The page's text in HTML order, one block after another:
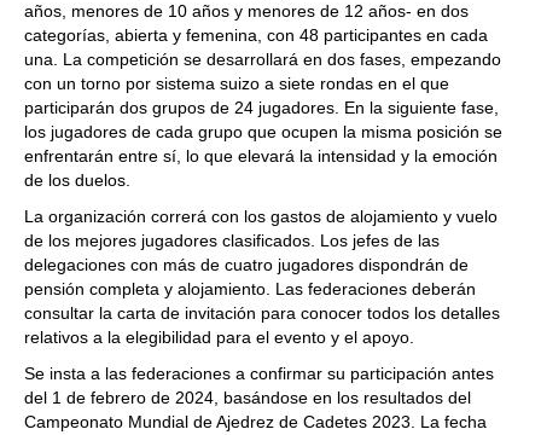
años, menores de 10 años y menores de 12 años- en dos
categorías, abierta y femenina, con 48 participantes en cada
una. La competición se desarrollará en dos fases, empezando
con un torno por sistema suizo a siete rondas en el que
participarán dos grupos de 24 jugadores. En la siguiente fase,
los jugadores de cada grupo que ocupen la misma posición se
enfrentarán entre sí, lo que elevará la intensidad y la emoción
de los duelos.
La organización correrá con los gastos de alojamiento y vuelo
de los mejores jugadores clasificados. Los jefes de las
delegaciones con más de cuatro jugadores dispondrán de
pensión completa y alojamiento. Las federaciones deberán
consultar la carta de invitación para conocer todos los detalles
relativos a la elegibilidad para el evento y el apoyo.
Se insta a las federaciones a confirmar su participación antes
del 1 de febrero de 2024, basándose en los resultados del
Campeonato Mundial de Ajedrez de Cadetes 2023. La fecha